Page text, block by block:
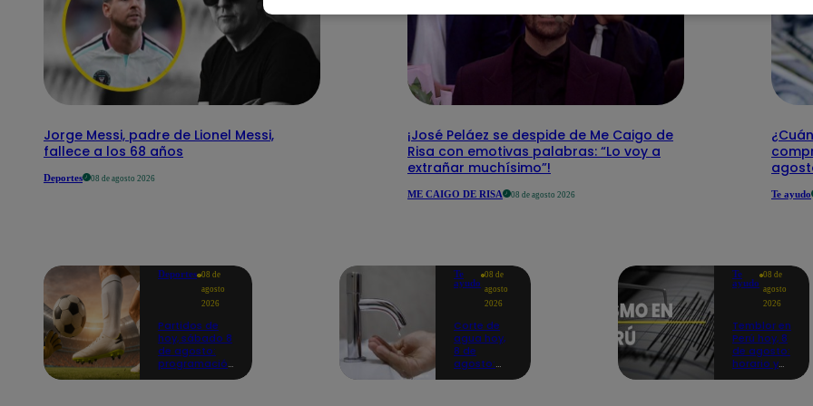
Jorge Messi, padre de Lionel Messi,
fallece a los 68 años
Deportes 08 de agosto 2026
¡José Peláez se despide de Me Caigo de
Risa con emotivas palabras: “Lo voy a
extrañar muchísimo”!
ME CAIGO DE RISA 08 de agosto 2026 Te ayudo
Deportes 08 de
agosto
2026
Partidos de
hoy, sábado 8
de agosto:
programación
Te
ayudo
08 de
agosto
2026
Corte de
agua hoy,
8 de
agosto:
Te
ayudo
08 de
agosto
2026
Temblor en
Perú hoy, 8
de agosto:
horario y